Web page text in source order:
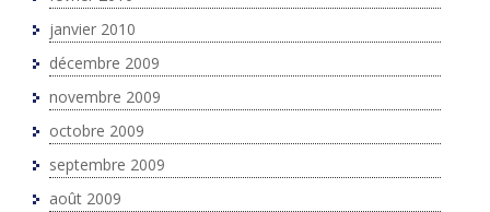
janvier 2010
décembre 2009
novembre 2009
octobre 2009
septembre 2009
août 2009